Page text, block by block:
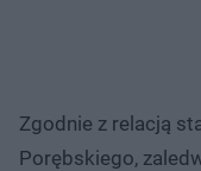
Zgodnie z relacją
Porębskiego,